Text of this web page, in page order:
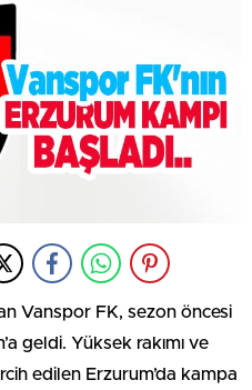
Vanspor FK, sezon öncesi
geldi. Yüksek rakımı ve
edilen Erzurum’da kampa